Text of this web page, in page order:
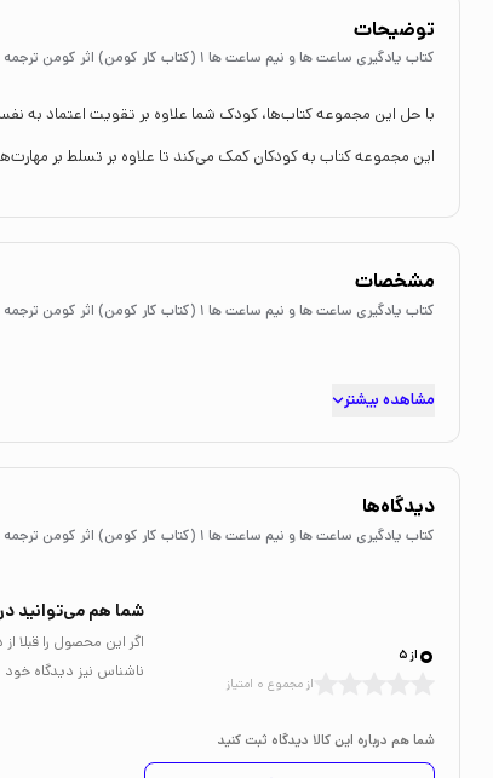
توضیحات
کتاب یادگیری ساعت ها و نیم ساعت ها 1 (کتاب کار کومن) اثر کومن ترجمه جواد کریمی نشر نردبان
با حل این مجموعه کتاب‌ها، کودک شما علاوه بر تقویت اعتماد به
این مجموعه کتاب به کودکان کمک می‌کند تا علاوه بر تسلط بر
مشخصات
کتاب یادگیری ساعت ها و نیم ساعت ها 1 (کتاب کار کومن) اثر کومن ترجمه جواد کریمی نشر نردبان
مشاهده بیشتر
دیدگاه‌ها
کتاب یادگیری ساعت ها و نیم ساعت ها 1 (کتاب کار کومن) اثر کومن ترجمه جواد کریمی نشر نردبان
0 از 5
از مجموع 0 امتیاز
شما هم درباره این کالا دیدگاه ثبت کنید
شما هم می‌توانید
اگر این محصول را قبلا
ناشناس نیز دیدگاه خود